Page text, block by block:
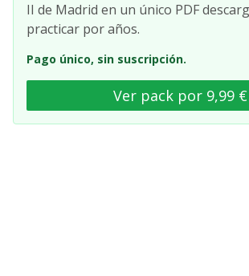
II de Madrid en un único PDF
practicar por años.
Pago único, sin suscripción.
Ver pack por 9,99 €